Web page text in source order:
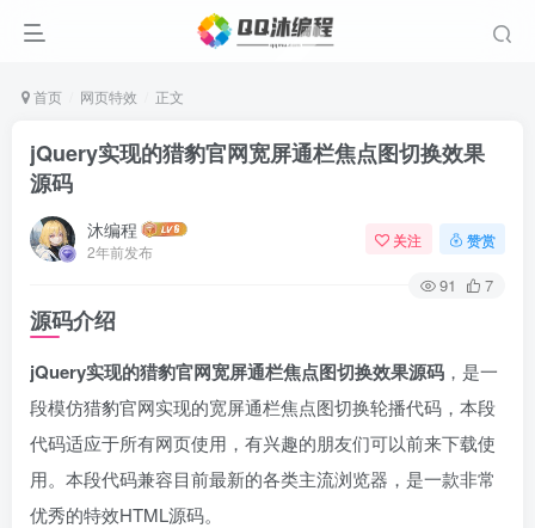
首页 网页特效 正文
jQuery实现的猎豹官网宽屏通栏焦点图切换效果
源码
沐编程
2年前发布
关注 赞赏
91 7
源码介绍
jQuery实现的猎豹官网宽屏通栏焦点图切换效果源码 ，是一
段模仿猎豹官网实现的宽屏通栏焦点图切换轮播代码，本段
代码适应于所有网页使用，有兴趣的朋友们可以前来下载使
用。本段代码兼容目前最新的各类主流浏览器，是一款非常
优秀的特效HTML源码。